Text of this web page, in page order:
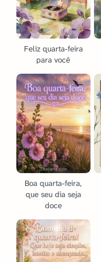
Feliz quarta-feira
para você
Boa quarta-feira,
que seu dia seja
doce